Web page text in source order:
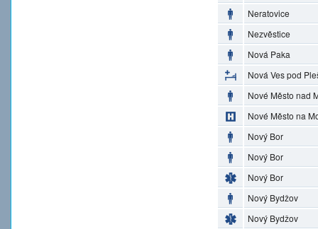
Neratovice
Nezvěstice
Nová Paka
Nová Ves pod
Nové Město nad
Nové Město na
Nový Bor
Nový Bor
Nový Bor
Nový Bydžov
Nový Bydžov